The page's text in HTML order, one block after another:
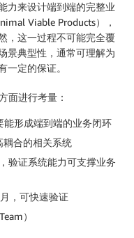
力来设计端到端的完整业
Viable Products），
，这一过程不可能完全覆
景典型性，通常可理解为
一定的保证。
面进行考量：
能形成端到端的业务闭环
耦合的相关系统
验证系统能力可支撑业务
，可快速验证
）